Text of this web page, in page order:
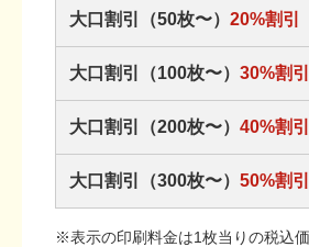
大口割引（50枚〜） 20%割引
大口割引（100枚〜） 30%割引
大口割引（200枚〜） 40%割引
大口割引（300枚〜） 50%割引
※表示の印刷料金は1枚当りの税込価